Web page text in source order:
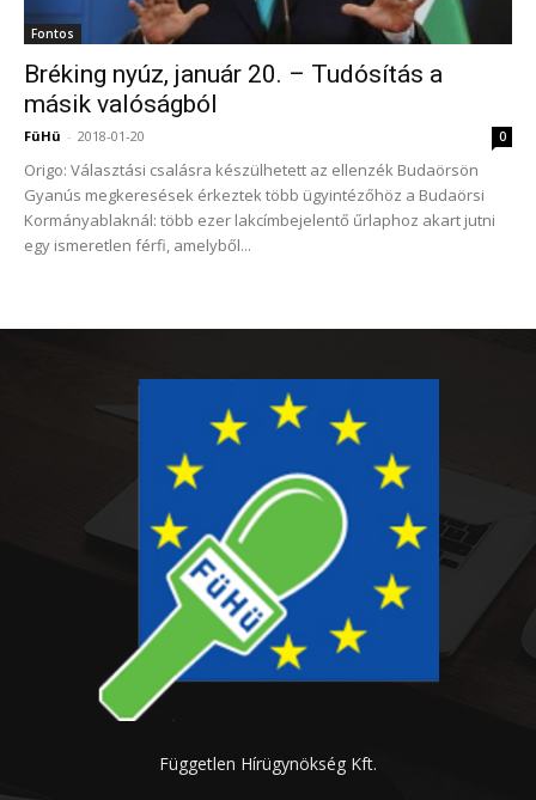
Fontos
Bréking nyúz, január 20. – Tudósítás a
másik valóságból
FüHü - 2018-01-20 0
Origo: Választási csalásra készülhetett az ellenzék Budaörsön
Gyanús megkeresések érkeztek több ügyintézőhöz a Budaörsi
Kormányablaknál: több ezer lakcímbejelentő űrlaphoz akart jutni
egy ismeretlen férfi, amelyből...
Független Hírügynökség Kft.